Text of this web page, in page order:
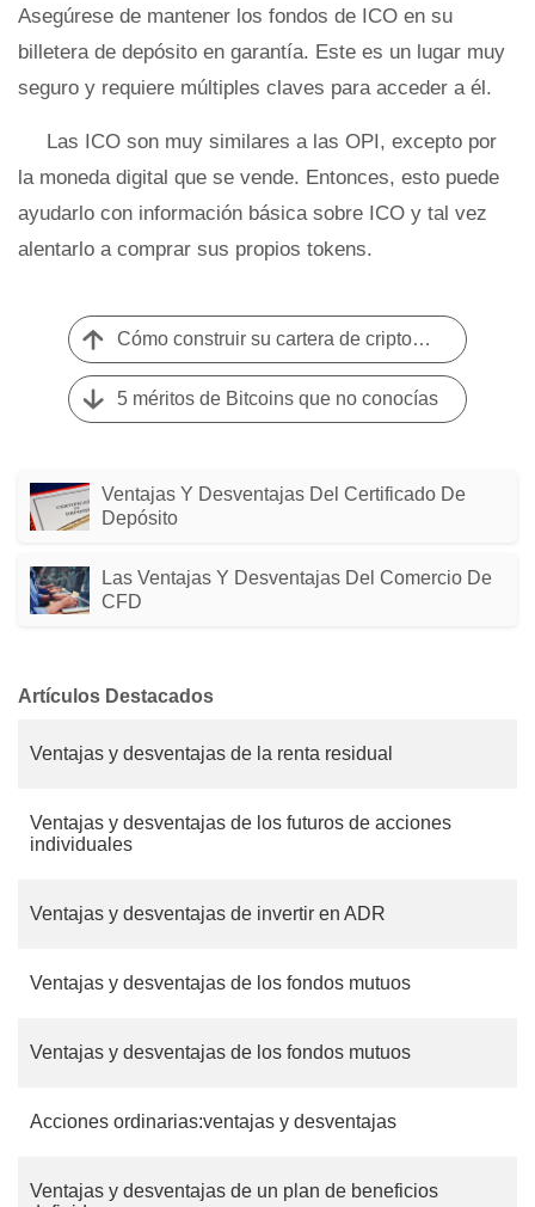
Asegúrese de mantener los fondos de ICO en su
billetera de depósito en garantía. Este es un lugar muy
seguro y requiere múltiples claves para acceder a él.
Las ICO son muy similares a las OPI, excepto por
la moneda digital que se vende. Entonces, esto puede
ayudarlo con información básica sobre ICO y tal vez
alentarlo a comprar sus propios tokens.
Cómo construir su cartera de criptomonedas en 2021
5 méritos de Bitcoins que no conocías
Ventajas Y Desventajas Del Certificado De
Depósito
Las Ventajas Y Desventajas Del Comercio De
CFD
Artículos Destacados
Ventajas y desventajas de la renta residual
Ventajas y desventajas de los futuros de acciones
individuales
Ventajas y desventajas de invertir en ADR
Ventajas y desventajas de los fondos mutuos
Ventajas y desventajas de los fondos mutuos
Acciones ordinarias:ventajas y desventajas
Ventajas y desventajas de un plan de beneficios